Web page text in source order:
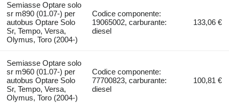
Semiasse Optare solo
sr m890 (01.07-) per
autobus Optare Solo
Sr, Tempo, Versa,
Olymus, Toro (2004-)
Codice componente:
19065002, carburante:
diesel
133,06 €
Semiasse Optare solo
sr m960 (01.07-) per
autobus Optare Solo
Sr, Tempo, Versa,
Olymus, Toro (2004-)
Codice componente:
77700823, carburante:
diesel
100,81 €